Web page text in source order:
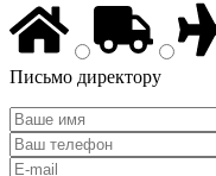
Письмо директору